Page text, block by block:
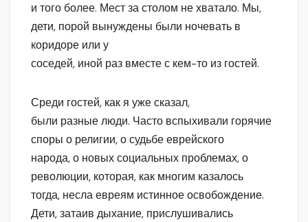
и того более. Мест за столом не хватало. Мы,
дети, порой вынуждены были ночевать в
коридоре или у
соседей, иной раз вместе с кем-то из гостей.
Среди гостей, как я уже сказал,
были разные люди. Часто вспыхивали горячие
споры о религии, о судьбе еврейского
народа, о новых социальных проблемах, о
революции, которая, как многим казалось
тогда, несла евреям истинное освобождение.
Дети, затаив дыхание, прислушивались